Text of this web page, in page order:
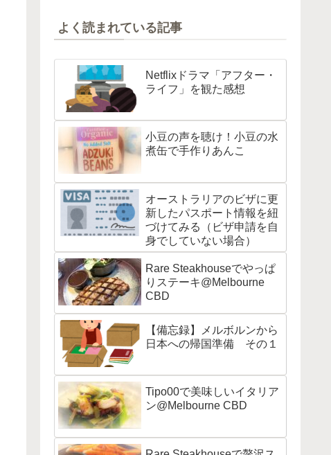
よく読まれている記事
Netflixドラマ「アフター・
ライフ」を観た感想
小豆の声を聴け！小豆の水
煮缶で手作りあんこ
オーストラリアのビザに更
新したパスポート情報を紐
づけてみる（ビザ申請を自
身でしていない場合）
Rare Steakhouseでやっぱ
りステーキ@Melbourne
CBD
【備忘録】メルボルンから
日本への帰国準備 その１
Tipo00で美味しいイタリア
ン@Melbourne CBD